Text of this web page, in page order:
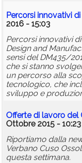
Percorsi innovativi
2016 - 15:03
Percorsi innovativi
Design and
sensi del DM435/
che si stanno
un percorso alla
tecnologico, che
sviluppo e
Offerte di lavoro del
Ottobre 2015 - 10:23
Riportiamo dalla
Verbano Cuso
questa settimana.